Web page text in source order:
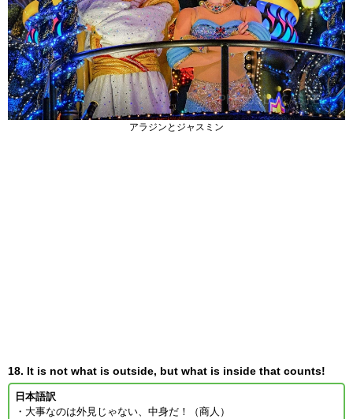
アラジンとジャスミン
18. It is not what is outside, but what is inside that counts!
日本語訳
・大事なのは外見じゃない、中身だ！（商人）